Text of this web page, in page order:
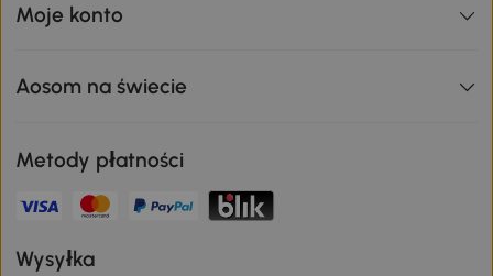
Moje konto
Aosom na świecie
Metody płatności
Wysyłka